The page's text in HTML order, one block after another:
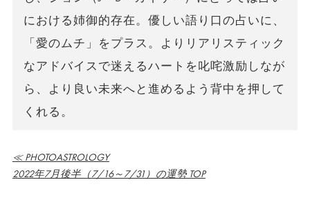
における姉御的存在。優しい語り口の占いに、
「愛のムチ」をプラス。よりリアリスティック
なアドバイスで迷えるハートを叱咤激励しなが
ら、より良い未来へと進めるよう背中を押して
くれる。
≪ PHOTOASTROLOGY
2022年7月後半（7/16～7/31）の運勢 TOP